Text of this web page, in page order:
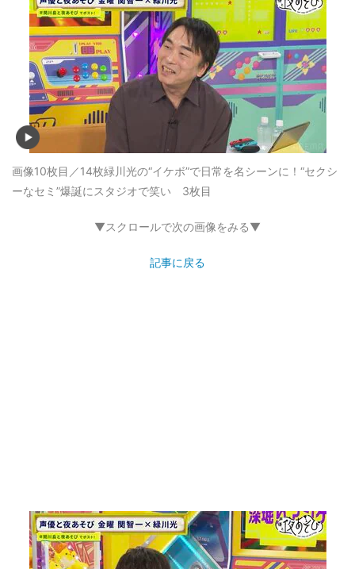
画像10枚目／14枚緑川光の“イケボ”で日常を名シーンに！“セクシ
ーなセミ”爆誕にスタジオで笑い 3枚目
▼スクロールで次の画像をみる▼
記事に戻る